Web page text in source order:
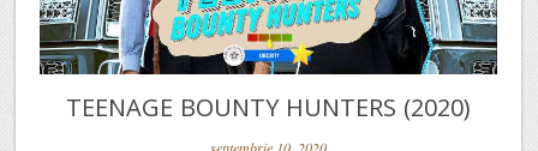
TEENAGE BOUNTY HUNTERS (2020)